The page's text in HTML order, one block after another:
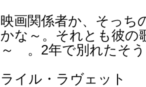
映画関係者か、そっち
かな～。それとも彼の
～ 。2年で別れたそ
ライル・ラヴェット